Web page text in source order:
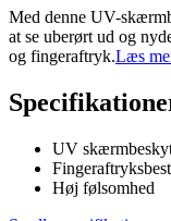
Med denne UV-
at se uberørt ud og
og fingeraftryk.Læs
UV
Høj følsomhed